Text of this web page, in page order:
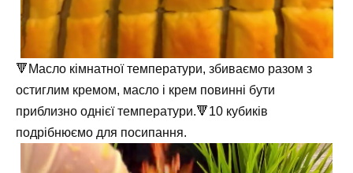
🔻Масло кімнатної температури, збиваємо разом з
остиглим кремом, масло і крем повинні бути
приблизно однієї температури.🔻10 кубиків
подрібнюємо для посипання.